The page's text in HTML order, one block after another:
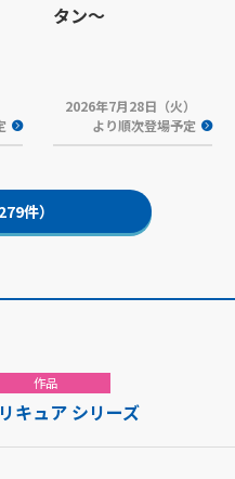
タン～
2026年7月28日（火）
より順次登場予定
件）
作品
キュア シリーズ